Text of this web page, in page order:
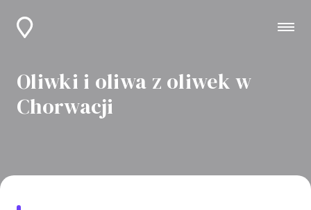
Oliwki i oliwa z oliwek w
Chorwacji